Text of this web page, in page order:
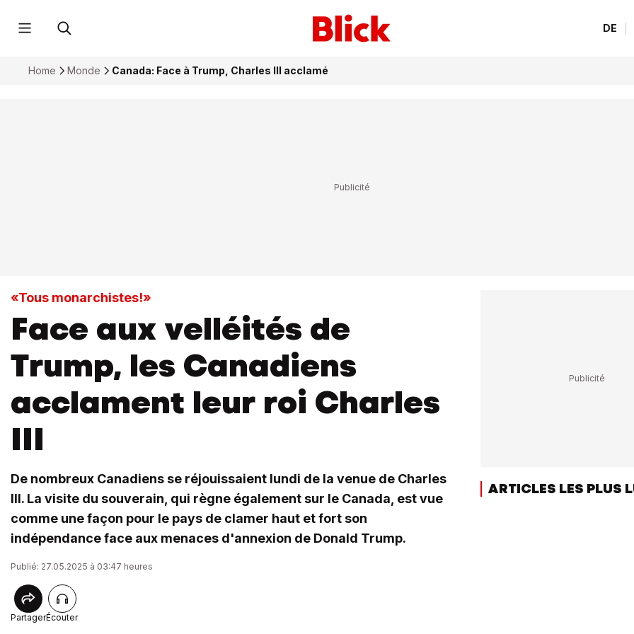
DE
Home Monde Canada: Face à Trump, Charles III acclamé
«Tous monarchistes!»
Face aux velléités de
Trump, les Canadiens
acclament leur roi Charles
III
De nombreux Canadiens se réjouissaient lundi de la venue de Charles
III. La visite du souverain, qui règne également sur le Canada, est vue
comme une façon pour le pays de clamer haut et fort son
indépendance face aux menaces d'annexion de Donald Trump.
Publié: 27.05.2025 à 03:47 heures
PartagerÉcouter
ARTICLES LES PLUS